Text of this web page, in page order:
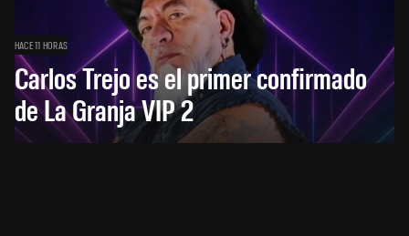
HACE 11 HORAS
Carlos Trejo es el primer confirmado
de La Granja VIP 2